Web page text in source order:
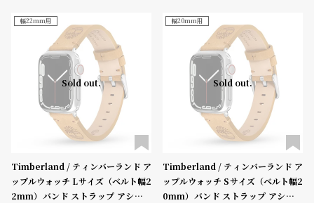
9mm、Ultra］
2mm（series10以降）］
幅22mm用
Sold out.
Timberland / ティンバーランド ア
ップルウォッチ Lサイズ（ベルト幅2
2mm）バンド ストラップ アシュビ
幅20mm用
Sold out.
Timberland / ティンバーランド ア
ップルウォッチ Sサイズ（ベルト幅2
0mm）バンド ストラップ アシュビ